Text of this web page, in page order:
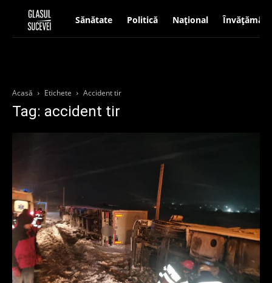
Sănătate Politică Național Învățământ
Acasă Etichete Accident tir
Tag: accident tir